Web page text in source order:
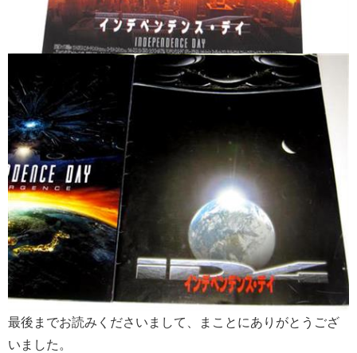
最後までお読みくださいまして、まことにありがとうござ
いました。